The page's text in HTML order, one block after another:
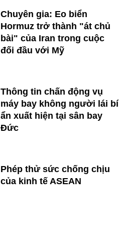
Chuyên gia: Eo biển
Hormuz trở thành "át chủ
bài" của Iran trong cuộc
đối đầu với Mỹ
Thông tin chấn động vụ
máy bay không người lái bí
ẩn xuất hiện tại sân bay
Đức
Phép thử sức chống chịu
của kinh tế ASEAN